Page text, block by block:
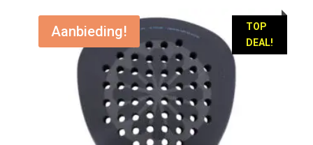
€ 49,95.€ 42,95.
TOP
DEAL!
Aanbieding!